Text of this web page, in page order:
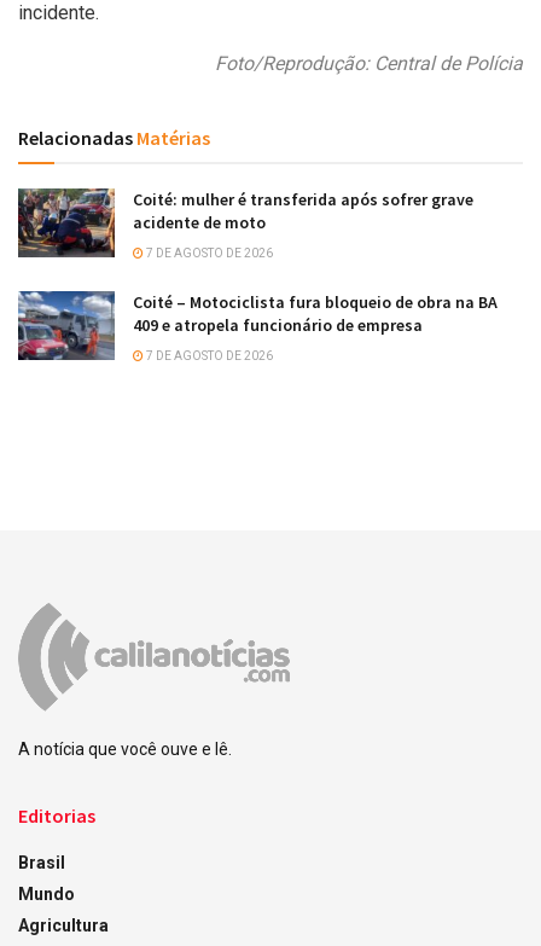
incidente.
Foto/Reprodução: Central de Polícia
Relacionadas Matérias
Coité: mulher é transferida após sofrer grave
acidente de moto
7 DE AGOSTO DE 2026
Coité – Motociclista fura bloqueio de obra na BA
409 e atropela funcionário de empresa
7 DE AGOSTO DE 2026
A notícia que você ouve e lê.
Editorias
Brasil
Mundo
Agricultura